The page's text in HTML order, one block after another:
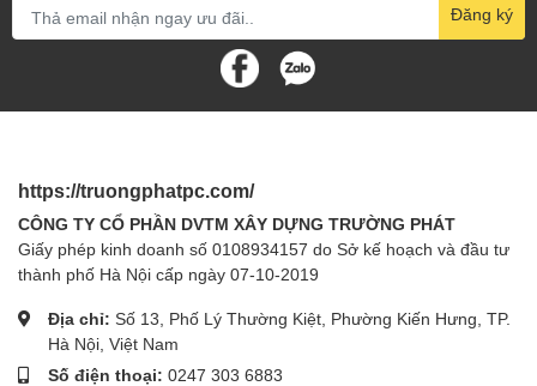
Đăng ký
https://truongphatpc.com/
CÔNG TY CỔ PHẦN DVTM XÂY DỰNG TRƯỜNG PHÁT
Giấy phép kinh doanh số 0108934157 do Sở kế hoạch và đầu tư
thành phố Hà Nội cấp ngày 07-10-2019
Địa chỉ: Số 13, Phố Lý Thường Kiệt, Phường Kiến Hưng, TP.
Hà Nội, Việt Nam
Số điện thoại: 0247 303 6883